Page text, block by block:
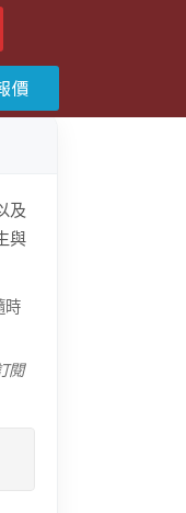
價
及
與
時
閱